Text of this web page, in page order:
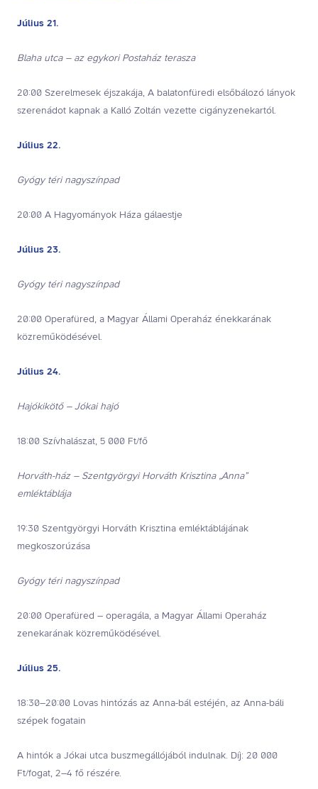
Július 21.
Blaha utca – az egykori Postaház terasza
20:00 Szerelmesek éjszakája, A balatonfüredi elsőbálozó lányok
szerenádot kapnak a Kalló Zoltán vezette cigányzenekartól.
Július 22.
Gyógy téri nagyszínpad
20:00 A Hagyományok Háza gálaestje
Július 23.
Gyógy téri nagyszínpad
20:00 Operafüred, a Magyar Állami Operaház énekkarának
közreműködésével.
Július 24.
Hajókikötő – Jókai hajó
18:00 Szívhalászat, 5 000 Ft/fő
Horváth-ház – Szentgyörgyi Horváth Krisztina „Anna”
emléktáblája
19:30 Szentgyörgyi Horváth Krisztina emléktáblájának
megkoszorúzása
Gyógy téri nagyszínpad
20:00 Operafüred – operagála, a Magyar Állami Operaház
zenekarának közreműködésével.
Július 25.
18:30–20:00 Lovas hintózás az Anna-bál estéjén, az Anna-báli
szépek fogatain
A hintók a Jókai utca buszmegállójából indulnak. Díj: 20 000
Ft/fogat, 2–4 fő részére.